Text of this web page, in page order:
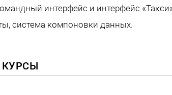
интерфейс и интерфейс
система компоновки данных.